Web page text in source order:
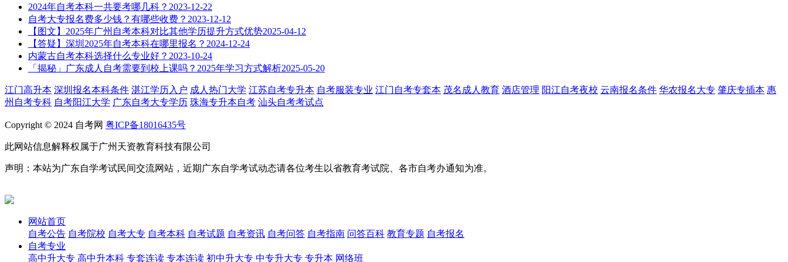
2024年自考本科一共要考哪几科？ 2023-12-22
自考大专报名费多少钱？有哪些收费？ 2023-12-12
【图文】2025年广州自考本科对比其他学历提升方式优势2025-04-12
【答疑】深圳2025年自考本科在哪里报名？ 2024-12-24
内蒙古自考本科选择什么专业好？ 2023-10-24
「揭秘」广东成人自考需要到校上课吗？2025年学习方式解析2025-05-20
江门高升本 深圳报名本科条件 湛江学历入户 成人热门大学 江苏自考专升本 自考服装专业 江门自考专套本 茂名成人教育 酒店管理 阳江自考夜校 云南报名条件 华农报名大专 肇庆专插本 惠
州自考专科 自考阳江大学 广东自考大专学历 珠海专升本自考 汕头自考考试点
Copyright © 2024 自考网 粤ICP备18016435号
此网站信息解释权属于广州天资教育科技有限公司
声明：本站为广东自学考试民间交流网站，近期广东自学考试动态请各位考生以省教育考试院、各市自考办通知为准。
网站首页
自考公告 自考院校 自考大专 自考本科 自考试题 自考资讯 自考问答 自考指南 问答百科 教育专题 自考报名
自考专业
高中升大专 高中升本科 专套连读 专本连读 初中升大专 中专升大专 专升本 网络班